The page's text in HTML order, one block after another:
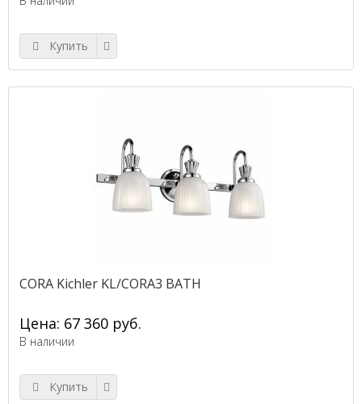
Купить
CORA Kichler KL/CORA3 BATH
Цена: 67 360 руб.
В наличии
Купить